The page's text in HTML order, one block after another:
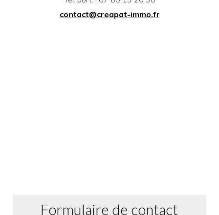
contact@creapat-immo.fr
Formulaire de contact